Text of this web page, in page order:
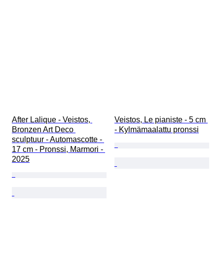
After Lalique - Veistos,
Bronzen Art Deco
sculptuur - Automascotte -
17 cm - Pronssi, Marmori -
2025
Veistos, Le pianiste - 5 cm
- Kylmämaalattu pronssi